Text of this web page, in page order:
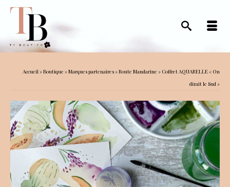
Accueil»Boutique »Marques partenaires»Route Mandarine » Coffret AQUARELLE « On
dirait le Sud »